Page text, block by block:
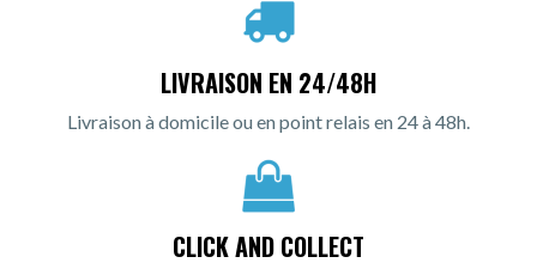
LIVRAISON EN 24/48H
Livraison à domicile ou en point relais en 24 à 48h.
CLICK AND COLLECT